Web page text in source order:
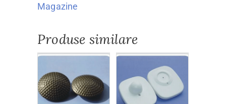
Magazine
Produse similare